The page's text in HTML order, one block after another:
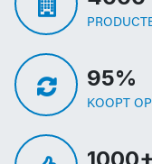
95%
KOOPT